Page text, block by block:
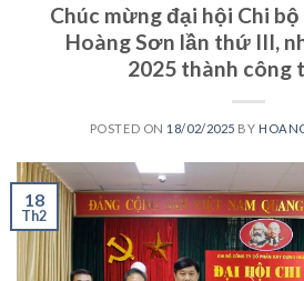
Chúc mừng đại hội Chi bộ
Hoàng Sơn lần thứ III,
2025 thành công
POSTED ON 18/02/2025 BY
18
Th2